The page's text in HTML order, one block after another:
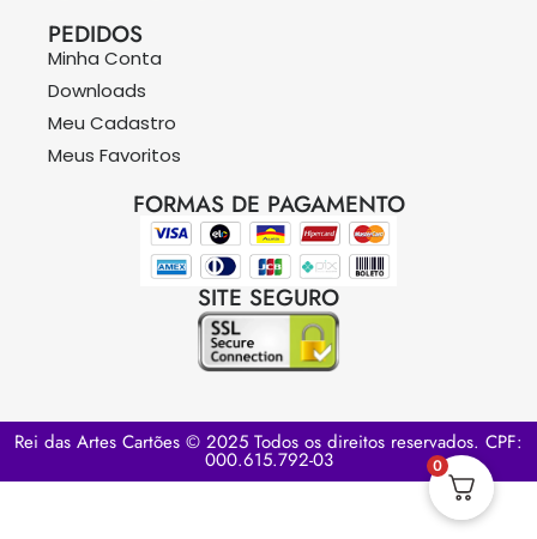
PEDIDOS
Minha Conta
Downloads
Meu Cadastro
Meus Favoritos
FORMAS DE PAGAMENTO
SITE SEGURO
Rei das Artes Cartões © 2025 Todos os direitos reservados. CPF:
000.615.792-03 0